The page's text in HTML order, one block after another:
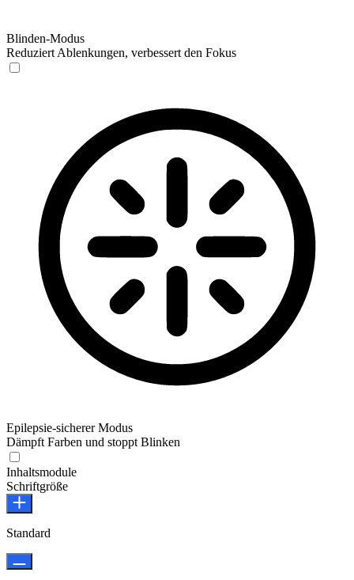
Blinden-Modus
Reduziert Ablenkungen, verbessert den Fokus
Epilepsie-sicherer Modus
Dämpft Farben und stoppt Blinken
Inhaltsmodule
Schriftgröße
Standard